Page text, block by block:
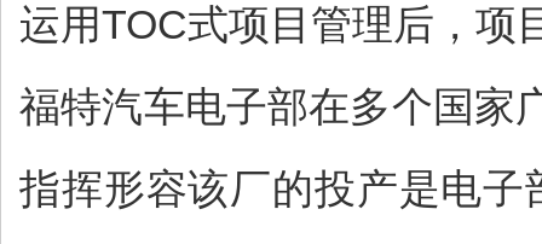
运用TOC式项目管理后，项
福特汽车电子部在多个国家
指挥形容该厂的投产是电